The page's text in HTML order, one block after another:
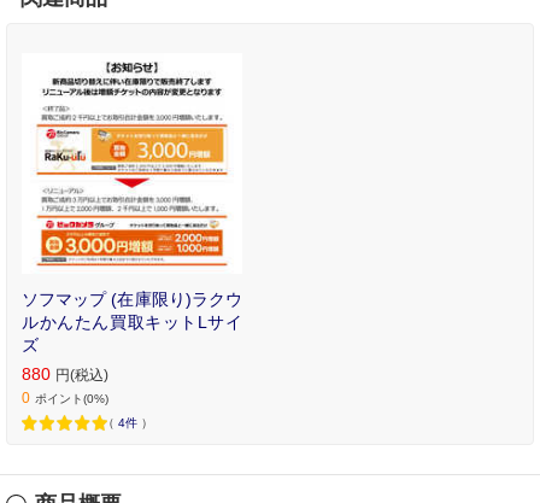
ソフマップ (在庫限り)ラクウ
ルかんたん買取キットLサイ
ズ
880 円(税込)
0 ポイント(0%)
（ 4件 ）